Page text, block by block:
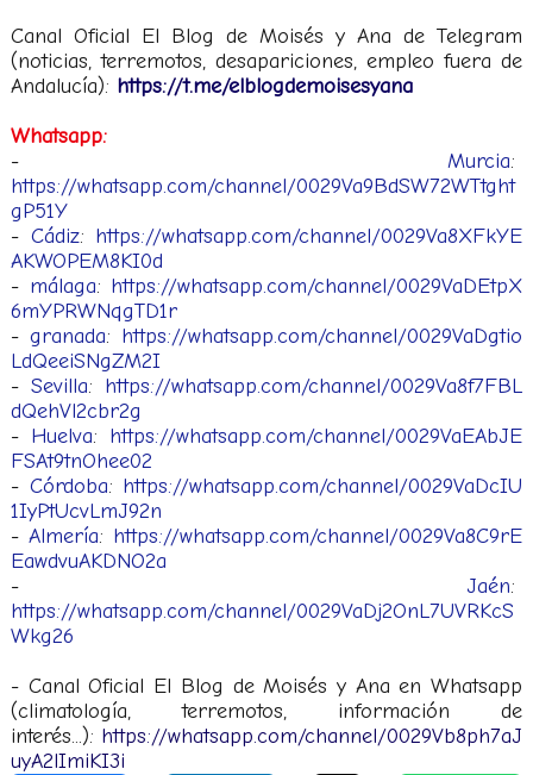
Canal Oficial El Blog de Moisés y Ana de Telegram
(noticias, terremotos, desapariciones, empleo fuera de
Andalucía): https://t.me/elblogdemoisesyana
Whatsapp:
-Murcia:
https://whatsapp.com/channel/0029Va9BdSW72WTtght
gP51Y
- Cádiz: https://whatsapp.com/channel/0029Va8XFkYE
AKWOPEM8KI0d
- málaga: https://whatsapp.com/channel/0029VaDEtpX
6mYPRWNqgTD1r
- granada: https://whatsapp.com/channel/0029VaDgtio
LdQeeiSNgZM2I
- Sevilla: https://whatsapp.com/channel/0029Va8f7FBL
dQehVl2cbr2g
- Huelva: https://whatsapp.com/channel/0029VaEAbJE
FSAt9tnOhee02
- Córdoba: https://whatsapp.com/channel/0029VaDcIU
1IyPtUcvLmJ92n
- Almería: https://whatsapp.com/channel/0029Va8C9rE
EawdvuAKDNO2a
- Jaén:
https://whatsapp.com/channel/0029VaDj2OnL7UVRKcS
Wkg26
- Canal Oficial El Blog de Moisés y Ana en Whatsapp
(climatología, terremotos, información de
interés...): https://whatsapp.com/channel/0029Vb8ph7aJ
uyA2lImiKI3i